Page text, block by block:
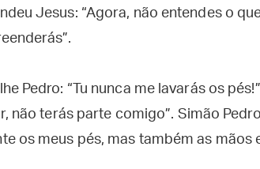
Jesus: “Agora, não entendes o
Pedro: “Tu nunca me lavarás os
não terás parte comigo”. Simão
os meus pés, mas também as mãos